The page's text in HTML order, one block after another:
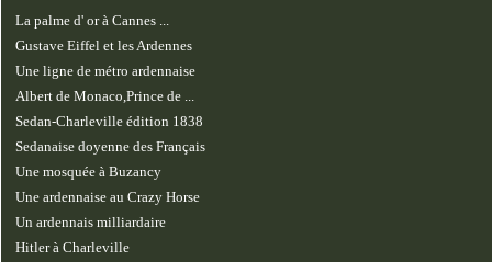
La palme d' or à Cannes ...
Gustave Eiffel et les Ardennes
Une ligne de métro ardennaise
Albert de Monaco,Prince de ...
Sedan-Charleville édition 1838
Sedanaise doyenne des Français
Une mosquée à Buzancy
Une ardennaise au Crazy Horse
Un ardennais milliardaire
Hitler à Charleville